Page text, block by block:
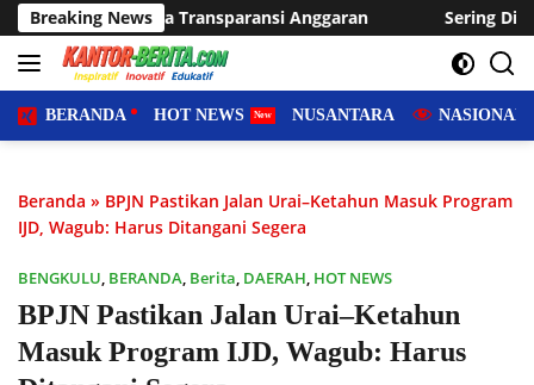
Langsung
ke
konten
Breaking News
Anggaran Sering Dilanda Genangan, Desa
BERANDA HOT NEWS NUSANTARA NASIONAL
Beranda » BPJN Pastikan Jalan Urai–Ketahun Masuk Program
IJD, Wagub: Harus Ditangani Segera
BENGKULU, BERANDA, Berita, DAERAH, HOT NEWS
BPJN Pastikan Jalan Urai–Ketahun
Masuk Program IJD, Wagub: Harus